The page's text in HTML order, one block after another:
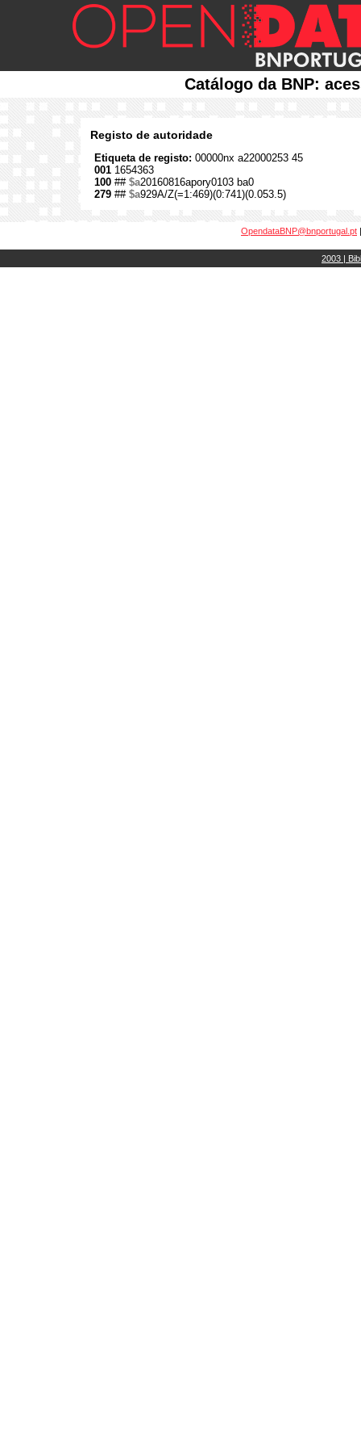
Catálogo da BNP:
Registo de autoridade
Etiqueta de registo: 00000nx a22000253 45
001 1654363
100 ## $a20160816apory0103 ba0
279 ## $a929A/Z(=1:469)(0:741)(0.053.5)
OpendataBNP@bnportugal.pt
2003 |